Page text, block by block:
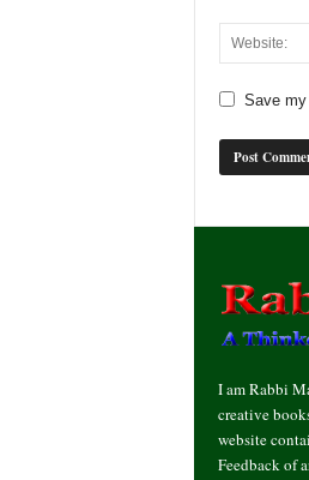
Save
I am Rabbi
creative
website
Feedback of